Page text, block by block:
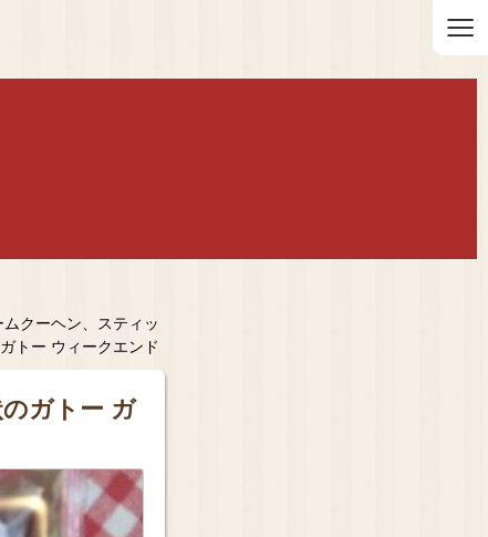
≡
クーヘン、スティッ
トー ウィークエンド
ガトー ガ